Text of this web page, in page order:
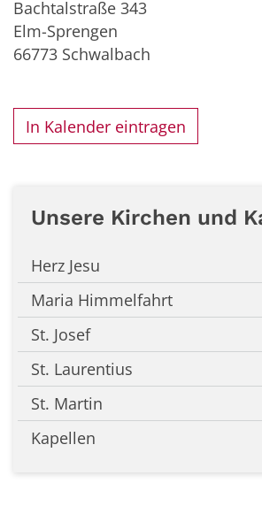
Bachtalstraße 343
Elm-Sprengen
66773 Schwalbach
In Kalender eintragen
Unsere Kirchen und
Herz Jesu
Maria Himmelfahrt
St. Josef
St. Laurentius
St. Martin
Kapellen